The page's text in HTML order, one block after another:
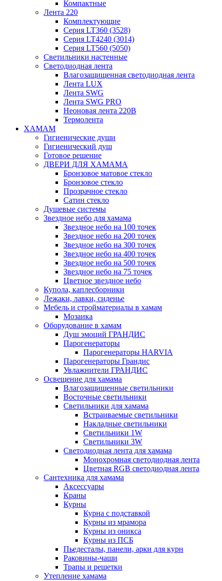
Компактные
Лента 220
Комплектующие
Серия LT360 (3528)
Серия LT4240 (3014)
Серия LT560 (5050)
Светильники настенные
Светодиодная лента
Влагозащищенная светодиодная лента
Лента LUX
Лента SWG
Лента SWG PRO
Неоновая лента 220В
Термолента
ХАМАМ
Гигиенические души
Гигиенический душ
Готовое решение
ДВЕРИ ДЛЯ ХАМАМА
Бронзовое матовое стекло
Бронзовое стекло
Прозрачное стекло
Сатин стекло
Душевые системы
Звездное небо для хамама
Звездное небо на 100 точек
Звездное небо на 200 точек
Звездное небо на 300 точек
Звездное небо на 400 точек
Звездное небо на 500 точек
Звездное небо на 75 точек
Цветное звездное небо
Купола, каплесборники
Лежаки, лавки, сиденье
Мебель и стройматериалы в хамам
Мозаика
Оборудование в хамам
Душ эмоций ГРАНДИС
Парогенераторы
Парогенераторы HARVIA
Парогенераторы Грандис
Увлажнители ГРАНДИС
Освещение для хамама
Влагозащищенные светильники
Восточные светильники
Светильники для хамама
Встраиваемые светильники
Накладные светильники
Светильники 1W
Светильники 3W
Светодиодная лента для хамама
Монохромная светодиодная лента
Цветная RGB светодиодная лента
Сантехника для хамама
Аксессуары
Краны
Курны
Курна с подставкой
Курны из мрамора
Курны из оникса
Курны из ПСБ
Пьедесталы, панели, арки для курн
Раковины-чаши
Трапы и решетки
Утепление хамама